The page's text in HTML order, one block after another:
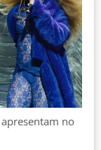
no